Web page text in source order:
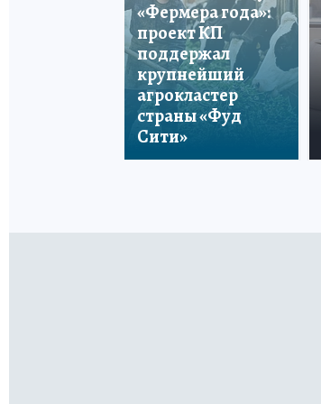
«Фермера года»:
проект КП
поддержал
крупнейший
агрокластер
страны «Фуд
Сити»